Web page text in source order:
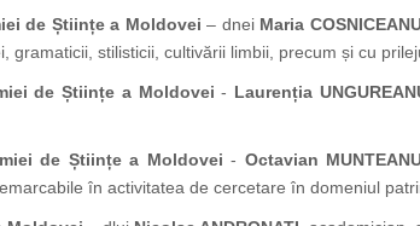
de Științe a Moldovei – dnei Maria
stilisticii, cultivării limbii, precum și cu
de Științe a Moldovei - Laurenția
de Științe a Moldovei - Octavian
în activitatea de cercetare în domeniul